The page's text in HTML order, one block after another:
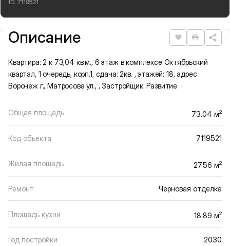
ID: 7119521
Подробная информация
Описание Нравится
Квартира: 2 к 73,04 кв.м., 6 этаж в комплексе Октябрьский
квартал, 1 очередь, корп.1, сдача: 2кв. , этажей: 18, адрес
Воронеж г., Матросова ул., , Застройщик: Развитие.
Общая площадь 73.04 м2
Код объекта 7119521
Жилая площадь 27.56 м2
Ремонт Черновая отделка
Площадь кухни 18.89 м2
Год постройки 2030